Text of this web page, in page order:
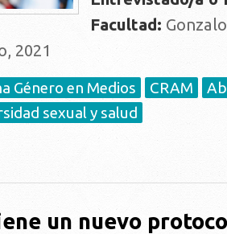
Facultad:
2021
Género en Medios CRAM
sexual y salud
un nuevo